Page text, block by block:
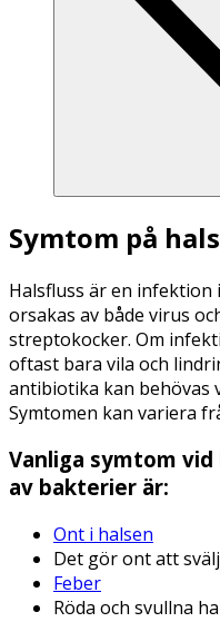
Symtom på
Halsfluss är en infektion
orsakas av både virus
streptokocker. Om
oftast bara vila och
antibiotika kan behövas
Symtomen kan variera
Vanliga symtom
av bakterier är:
Ont i halsen
Det gör ont att
Feber
Röda och svullna